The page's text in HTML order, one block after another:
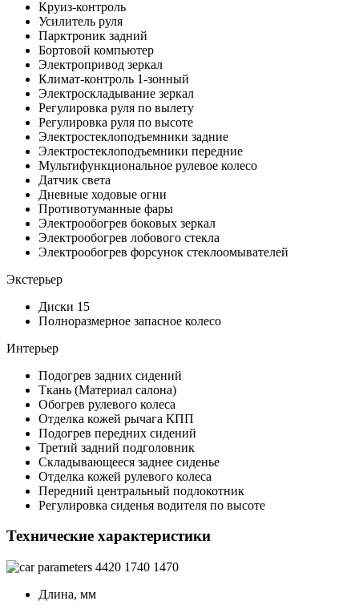
Круиз-контроль
Усилитель руля
Парктроник задний
Бортовой компьютер
Электропривод зеркал
Климат-контроль 1-зонный
Электроскладывание зеркал
Регулировка руля по вылету
Регулировка руля по высоте
Электростеклоподъемники задние
Электростеклоподъемники передние
Мультифункциональное рулевое колесо
Датчик света
Дневные ходовые огни
Противотуманные фары
Электрообогрев боковых зеркал
Электрообогрев лобового стекла
Электрообогрев форсунок стеклоомывателей
Экстерьер
Диски 15
Полноразмерное запасное колесо
Интерьер
Подогрев задних сидений
Ткань (Материал салона)
Обогрев рулевого колеса
Отделка кожей рычага КПП
Подогрев передних сидений
Третий задний подголовник
Складывающееся заднее сиденье
Отделка кожей рулевого колеса
Передний центральный подлокотник
Регулировка сиденья водителя по высоте
Технические характеристики
4420 1740 1470
Длина, мм